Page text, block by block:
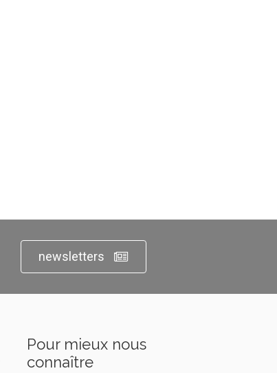
newsletters
Pour mieux nous
connaître